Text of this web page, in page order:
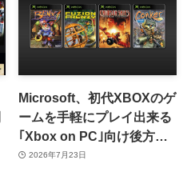
Microsoft、初代XBOXのゲ
ームを手軽にプレイ出来る
｢Xbox on PC｣向け後方互
換性機能を発表
2026年7月23日